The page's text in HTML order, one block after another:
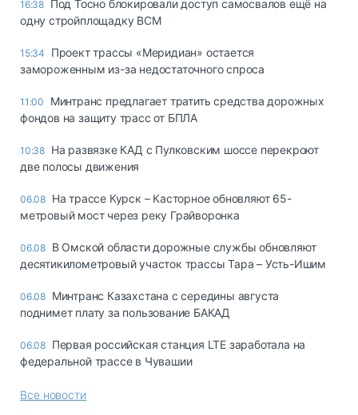
16:38 Под Тосно блокировали доступ самосвалов ещё на
одну стройплощадку ВСМ
15:34
Проект трассы «Меридиан» остается
замороженным из-за недостаточного спроса
11:00
Минтранс предлагает тратить средства дорожных
фондов на защиту трасс от БПЛА
10:38 На развязке КАД с Пулковским шоссе перекроют
две полосы движения
06.08 На трассе Курск – Касторное обновляют 65-
метровый мост через реку Грайворонка
06.08 В Омской области дорожные службы обновляют
десятикилометровый участок трассы Тара – Усть-Ишим
06.08 Минтранс Казахстана с середины августа
поднимет плату за пользование БАКАД
06.08 Первая российская станция LTE заработала на
федеральной трассе в Чувашии
Все новости